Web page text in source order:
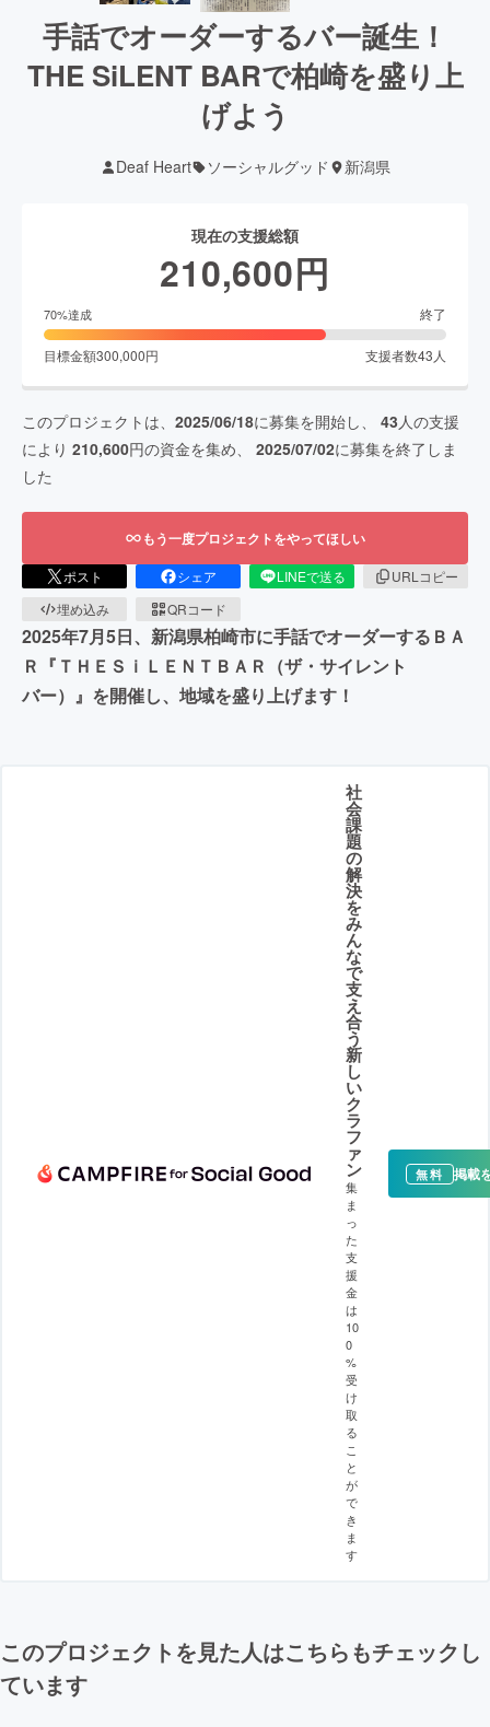
手話でオーダーするバー誕生！
THE SiLENT BARで柏崎を盛り上
げよう
Deaf Heart ソーシャルグッド 新潟県
現在の支援総額
210,600円
70%達成 終了
目標金額300,000円 支援者数43人
このプロジェクトは、 2025/06/18に募集を開始し、 43人の支援
により 210,600円の資金を集め、 2025/07/02に募集を終了しま
した
もう一度プロジェクトをやってほしい
ポスト シェア LINEで送る
URLコピー
埋め込み
QRコード
2025年7月5日、新潟県柏崎市に手話でオーダーするＢＡ
Ｒ『ＴＨＥＳｉＬＥＮＴＢＡＲ（ザ・サイレント
バー）』を開催し、地域を盛り上げます！
社
会
課
題
の
解
決
を
み
ん
な
で
支
え
合
う
新
し
い
ク
ラ
フ
ァ
ン
集
ま
っ
た
支
援
金
は
10
0
%
受
け
取
る
こ
と
が
で
き
ま
す
無料 掲載
このプロジェクトを見た人はこちらもチェックし
ています